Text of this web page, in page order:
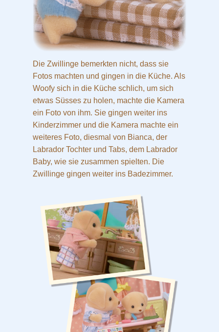
Die Zwillinge bemerkten nicht, dass sie
Fotos machten und gingen in die Küche. Als
Woofy sich in die Küche schlich, um sich
etwas Süsses zu holen, machte die Kamera
ein Foto von ihm. Sie gingen weiter ins
Kinderzimmer und die Kamera machte ein
weiteres Foto, diesmal von Bianca, der
Labrador Tochter und Tabs, dem Labrador
Baby, wie sie zusammen spielten. Die
Zwillinge gingen weiter ins Badezimmer.